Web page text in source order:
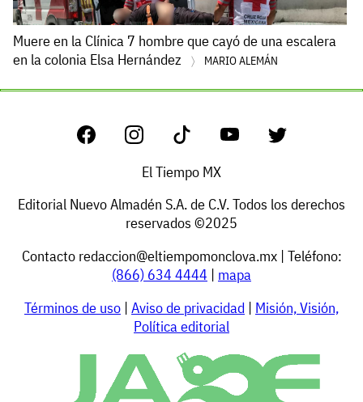
Muere en la Clínica 7 hombre que cayó de una escalera
en la colonia Elsa Hernández
MARIO ALEMÁN
El Tiempo MX
Editorial Nuevo Almadén S.A. de C.V. Todos los derechos
reservados ©2025
Contacto redaccion@eltiempomonclova.mx| Teléfono:
(866) 634 4444 | mapa
Términos de uso | Aviso de privacidad | Misión, Visión,
Política editorial